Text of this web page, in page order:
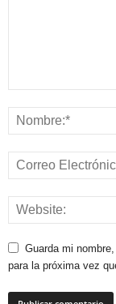
Guarda mi
para la próxima vez